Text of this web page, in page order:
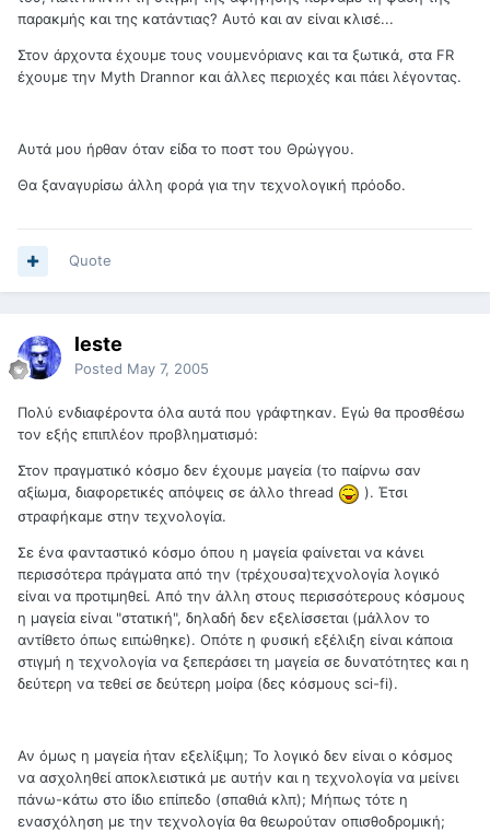
παρακμής και της κατάντιας? Αυτό και αν είναι κλισέ...
Στον άρχοντα έχουμε τους νουμενόριανς και τα ξωτικά, στα FR
έχουμε την Myth Drannor και άλλες περιοχές και πάει λέγοντας.
Αυτά μου ήρθαν όταν είδα το ποστ του Θρώγγου.
Θα ξαναγυρίσω άλλη φορά για την τεχνολογική πρόοδο.
Quote
leste
Posted May 7, 2005
Πολύ ενδιαφέροντα όλα αυτά που γράφτηκαν. Εγώ θα προσθέσω
τον εξής επιπλέον προβληματισμό:
Στον πραγματικό κόσμο δεν έχουμε μαγεία (το παίρνω σαν
αξίωμα, διαφορετικές απόψεις σε άλλο thread
). Έτσι
στραφήκαμε στην τεχνολογία.
Σε ένα φανταστικό κόσμο όπου η μαγεία φαίνεται να κάνει
περισσότερα πράγματα από την (τρέχουσα)τεχνολογία λογικό
είναι να προτιμηθεί. Από την άλλη στους περισσότερους κόσμους
η μαγεία είναι "στατική", δηλαδή δεν εξελίσσεται (μάλλον το
αντίθετο όπως ειπώθηκε). Οπότε η φυσική εξέλιξη είναι κάποια
στιγμή η τεχνολογία να ξεπεράσει τη μαγεία σε δυνατότητες και η
δεύτερη να τεθεί σε δεύτερη μοίρα (δες κόσμους sci-fi).
Αν όμως η μαγεία ήταν εξελίξιμη; Το λογικό δεν είναι ο κόσμος
να ασχοληθεί αποκλειστικά με αυτήν και η τεχνολογία να μείνει
πάνω-κάτω στο ίδιο επίπεδο (σπαθιά κλπ); Μήπως τότε η
ενασχόληση με την τεχνολογία θα θεωρούταν οπισθοδρομική;